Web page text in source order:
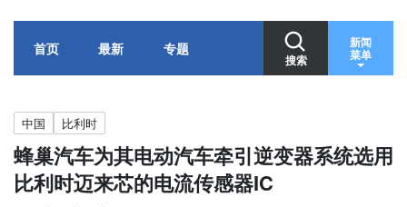
首页 最新 专题
搜索
新闻
菜单
中国 比利时
蜂巢汽车为其电动汽车牵引逆变器系统选用
比利时迈来芯的电流传感器IC